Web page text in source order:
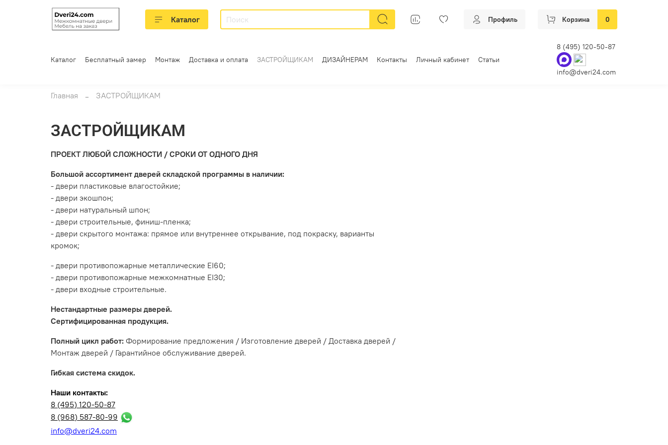
Каталог Профиль Корзина 0
Каталог Бесплатный замер Монтаж Доставка и оплата ЗАСТРОЙЩИКАМ ДИЗАЙНЕРАМ Контакты Личный кабинет Статьи
8 (495) 120-50-87
info@dveri24.com
Главная ЗАСТРОЙЩИКАМ
ЗАСТРОЙЩИКАМ
ПРОЕКТ ЛЮБОЙ СЛОЖНОСТИ / СРОКИ ОТ ОДНОГО ДНЯ
Большой ассортимент дверей складской программы в наличии:
- двери пластиковые влагостойкие;
- двери экошпон;
- двери натуральный шпон;
- двери строительные, финиш-пленка;
- двери скрытого монтажа: прямое или внутреннее открывание, под покраску, варианты
кромок;
- двери противопожарные металлические EI60;
- двери противопожарные межкомнатные EI30;
- двери входные строительные.
Нестандартные размеры дверей.
Сертифицированная продукция.
Полный цикл работ: Формирование предложения / Изготовление дверей / Доставка дверей /
Монтаж дверей / Гарантийное обслуживание дверей.
Гибкая система скидок.
Наши контакты:
8 (495) 120-50-87
8 (968) 587-80-99
info@dveri24.com